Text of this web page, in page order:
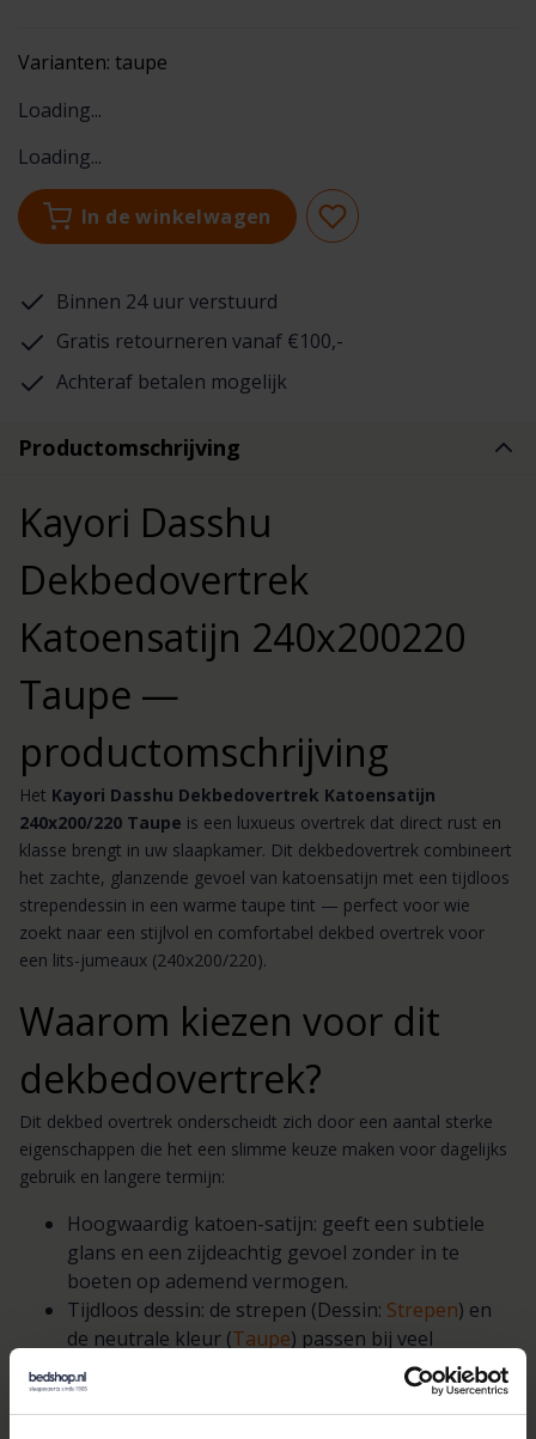
Varianten: taupe
Loading...
Loading...
In de winkelwagen
Binnen 24 uur verstuurd
Gratis retourneren vanaf €100,-
Achteraf betalen mogelijk
Productomschrijving
Kayori Dasshu
Dekbedovertrek
Katoensatijn 240x200220
Taupe —
productomschrijving
Het Kayori Dasshu Dekbedovertrek Katoensatijn
240x200/220 Taupe is een luxueus overtrek dat direct rust en
klasse brengt in uw slaapkamer. Dit dekbedovertrek combineert
het zachte, glanzende gevoel van katoensatijn met een tijdloos
strependessin in een warme taupe tint — perfect voor wie
zoekt naar een stijlvol en comfortabel dekbed overtrek voor
een lits-jumeaux (240x200/220).
Waarom kiezen voor dit
dekbedovertrek?
Dit dekbed overtrek onderscheidt zich door een aantal sterke
eigenschappen die het een slimme keuze maken voor dagelijks
gebruik en langere termijn:
Hoogwaardig katoen-satijn: geeft een subtiele
glans en een zijdeachtig gevoel zonder in te
boeten op ademend vermogen.
Tijdloos dessin: de strepen (Dessin: Strepen) en
de neutrale kleur (Taupe) passen bij veel
interieurstijlen.
Perfecte afmeting voor lits-jumeaux: gemaakt